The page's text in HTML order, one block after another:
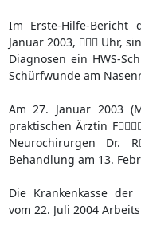
Im Erste-Hilfe-Bericht
Januar 2003,  Uhr,
Diagnosen ein HWS-
Schürfwunde am
Am 27. Januar 2003
praktischen Ärztin
Neurochirurgen Dr.
Behandlung am 13.
Die Krankenkasse
vom 22. Juli 2004